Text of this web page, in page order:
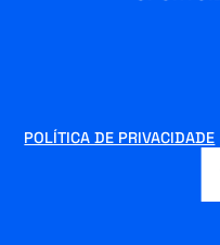
POLÍTICA DE PRIVACIDADE